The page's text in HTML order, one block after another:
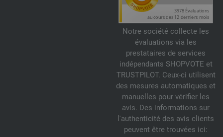
Notre société collecte les
évaluations via les
prestataires de services
indépendants SHOPVOTE et
TRUSTPILOT. Ceux-ci utilisent
des mesures automatiques et
manuelles pour vérifier les
avis. Des informations sur
l'authenticité des avis clients
peuvent être trouvées ici: